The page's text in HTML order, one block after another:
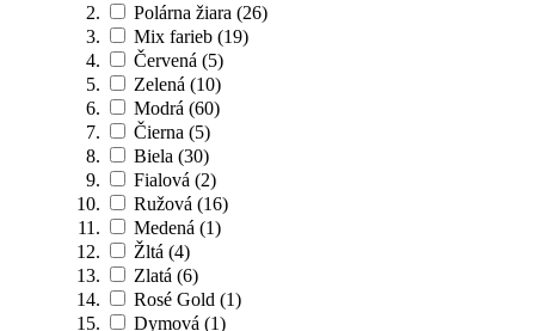
Polárna žiara (26)
Mix farieb (19)
Červená (5)
Zelená (10)
Modrá (60)
Čierna (5)
Biela (30)
Fialová (2)
Ružová (16)
Medená (1)
Žltá (4)
Zlatá (6)
Rosé Gold (1)
Dymová (1)